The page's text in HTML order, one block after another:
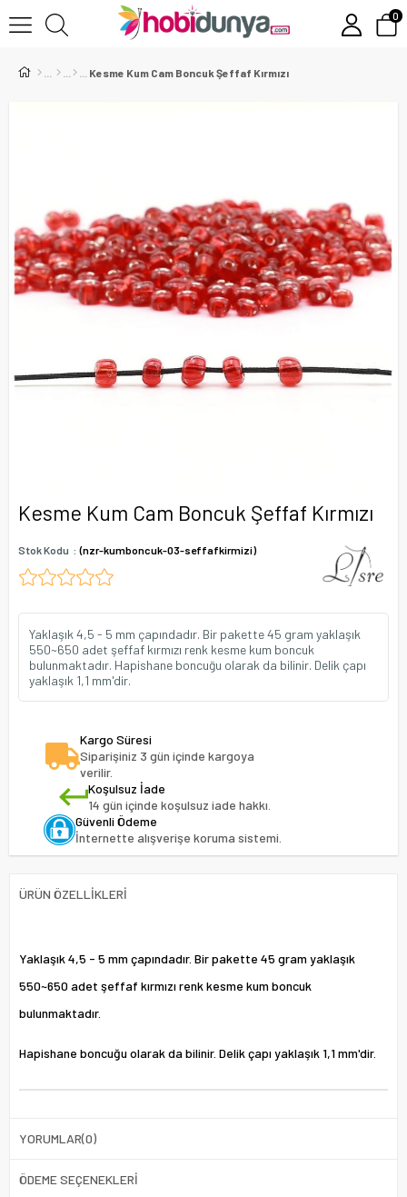
0
Kesme Kum Cam Boncuk Şeffaf Kırmızı
Kesme Kum Cam Boncuk Şeffaf Kırmızı
Stok Kodu (nzr-kumboncuk-03-seffafkirmizi)
Yaklaşık 4,5 - 5 mm çapındadır. Bir pakette 45 gram yaklaşık
550~650 adet şeffaf kırmızı renk kesme kum boncuk
bulunmaktadır. Hapishane boncuğu olarak da bilinir. Delik çapı
yaklaşık 1,1 mm'dir.
Kargo Süresi
Siparişiniz 3 gün içinde kargoya
verilir.
Koşulsuz İade
14 gün içinde koşulsuz iade hakkı.
Güvenli Ödeme
İnternette alışverişe koruma sistemi.
ÜRÜN ÖZELLIKLERI
Yaklaşık 4,5 - 5 mm çapındadır. Bir pakette 45 gram yaklaşık
550~650 adet şeffaf kırmızı renk kesme kum boncuk
bulunmaktadır.
Hapishane boncuğu olarak da bilinir. Delik çapı yaklaşık 1,1 mm'dir.
YORUMLAR(0)
ÖDEME SEÇENEKLERI